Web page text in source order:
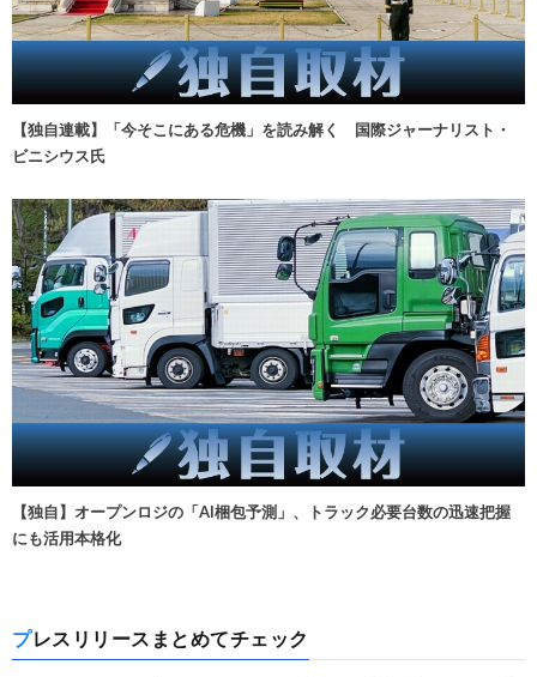
【独自連載】「今そこにある危機」を読み解く 国際ジャーナリスト・
ビニシウス氏
【独自】オープンロジの「AI梱包予測」、トラック必要台数の迅速把握
にも活用本格化
プレスリリースまとめてチェック